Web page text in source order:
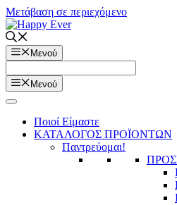
Μετάβαση σε περιεχόμενο
Μενού
Μενού
Ποιοί Είμαστε
ΚΑΤΑΛΟΓΟΣ ΠΡΟΪΟΝΤΩΝ
Παντρεύομαι!